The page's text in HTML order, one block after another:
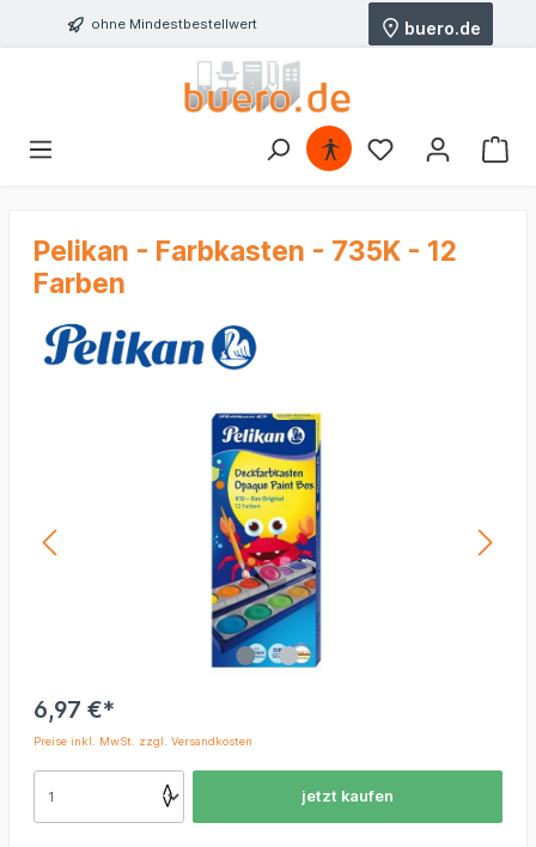
ohne Mindestbestellwert buero.de
Pelikan - Farbkasten - 735K - 12
Farben
6,97 €*
Preise inkl. MwSt. zzgl. Versandkosten
jetzt kaufen